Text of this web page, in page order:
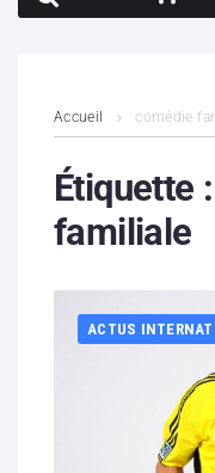
Contenus litigieux
Nous soutenir
Partenaires
Hébergement solidaire
Accueil comédie
Étiquette :
familiale
ACTUS